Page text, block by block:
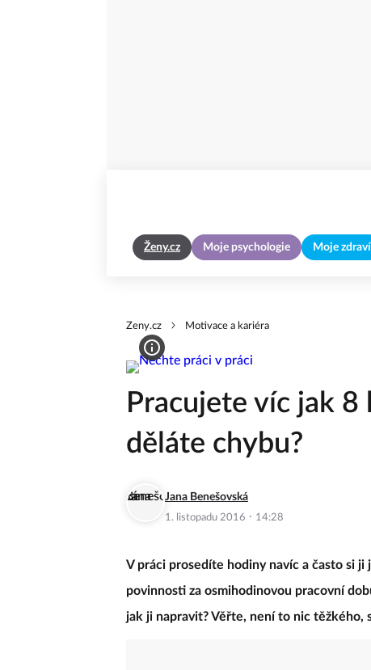
Ženy.cz Moje psychologie Moje zdraví
Zeny.cz Motivace a kariéra
Pracujete víc jak 8
děláte chybu?
Jana Benešovská
1. listopadu 2016 · 14:28
V práci prosedíte hodiny navíc a často si
povinnosti za osmihodinovou pracovní
jak ji napravit? Věřte, není to nic těžkého,